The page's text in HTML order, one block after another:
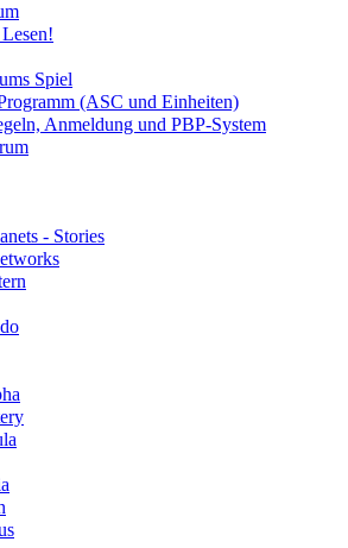
Spiel
(ASC und Einheiten)
Anmeldung und PBP-System
- Stories